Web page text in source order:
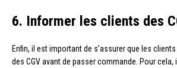
6. Informer les clients des
Enfin, il est important de s’assurer que les
des CGV avant de passer commande. Pour cela,